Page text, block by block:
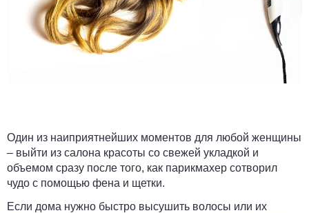
Один из наиприятнейших моментов для любой женщины
– выйти из салона красоты со свежей укладкой и
объемом сразу после того, как парикмахер сотворил
чудо с помощью фена и щетки.
Если дома нужно быстро высушить волосы или их